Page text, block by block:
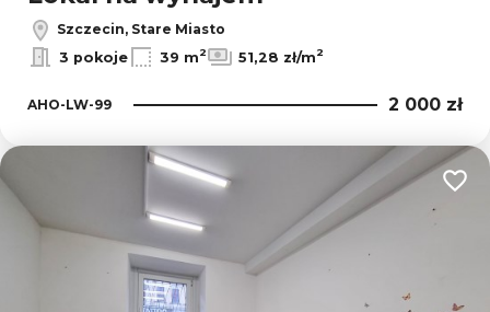
Szczecin, Stare Miasto
3 pokoje
39 m2 51,28 zł/m2
AHO-LW-99 2 000 zł